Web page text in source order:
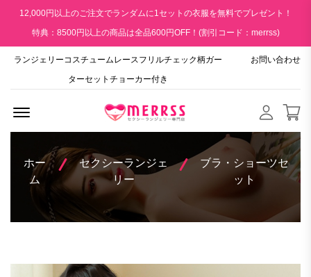
12,000円以上のご注文でランダムに1セットの衣服を無料でプレゼント！
特典：8500円以上の商品は全品600円OFF！(割引コード：merrss)
ランジェリーコスチュームレースフリルチェック柄ガー
ターセットチョーカー付き
お問い合わせ
ホー
ム
セクシーランジェ
リー
ブラ・ショーツセ
ット